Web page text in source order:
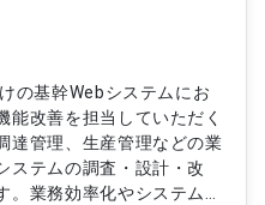
の基幹Webシステムにお
能改善を担当していただく
達管理、生産管理などの業
ステムの調査・設計・改
。業務効率化やシステム品